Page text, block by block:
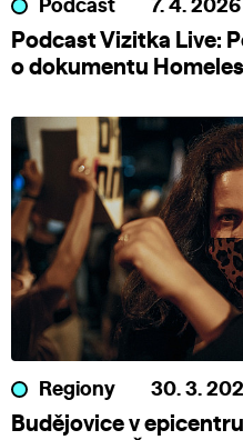
Podcast 7. 4. 2026
Podcast Vizitka Live:
o dokumentu
Regiony 30. 3.
Budějovice v